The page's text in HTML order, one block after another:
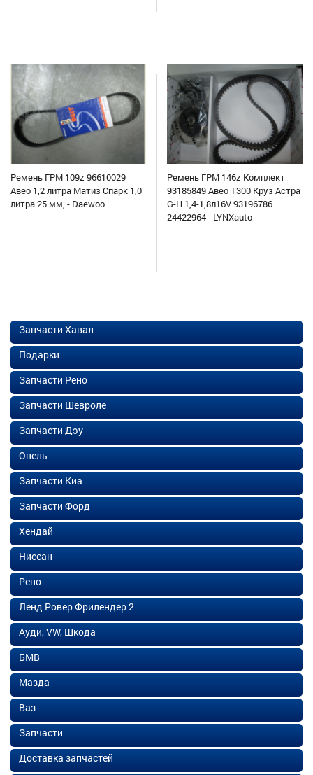
Ремень ГРМ 109z 96610029
Авео 1,2 литра Матиз Спарк 1,0
литра 25 мм, - Daewoo
Ремень ГРМ 146z Комплект
93185849 Авео Т300 Круз Астра
G-H 1,4-1,8л16V 93196786
24422964 - LYNXauto
Запчасти Хавал
Подарки
Запчасти Рено
Запчасти Шевроле
Запчасти Дэу
Опель
Запчасти Киа
Запчасти Форд
Хендай
Ниссан
Рено
Ленд Ровер Фрилендер 2
Ауди, VW, Шкода
БМВ
Мазда
Ваз
Запчасти
Доставка запчастей